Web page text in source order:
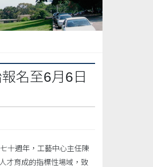
名至6月6日
十週年，工藝中心主任陳
才育成的指標性場域，致